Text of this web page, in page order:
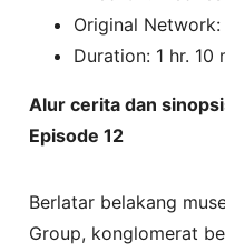
Original Network:
Duration: 1 hr. 10
Alur cerita dan
Episode 12
Berlatar belakang
Group, konglomerat